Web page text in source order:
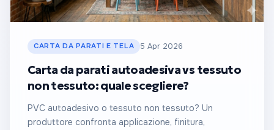
CARTA DA PARATI E TELA 5 Apr 2026
Carta da parati autoadesiva vs tessuto
non tessuto: quale scegliere?
PVC autoadesivo o tessuto non tessuto? Un
produttore confronta applicazione, finitura,